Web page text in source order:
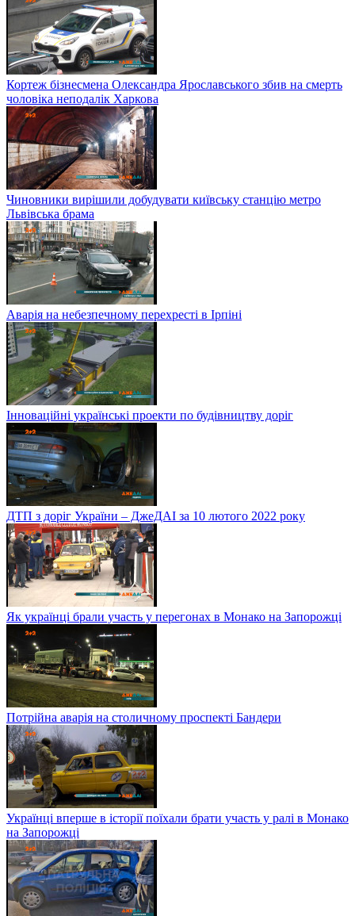
Кортеж бізнесмена Олександра Ярославського збив на смерть
чоловіка неподалік Харкова
Чиновники вирішили добудувати київську станцію метро
Львівська брама
Аварія на небезпечному перехресті в Ірпіні
Інноваційні українські проекти по будівництву доріг
ДТП з доріг України – ДжеДАІ за 10 лютого 2022 року
Як українці брали участь у перегонах в Монако на Запорожці
Потрійна аварія на столичному проспекті Бандери
Українці вперше в історії поїхали брати участь у ралі в Монако
на Запорожці